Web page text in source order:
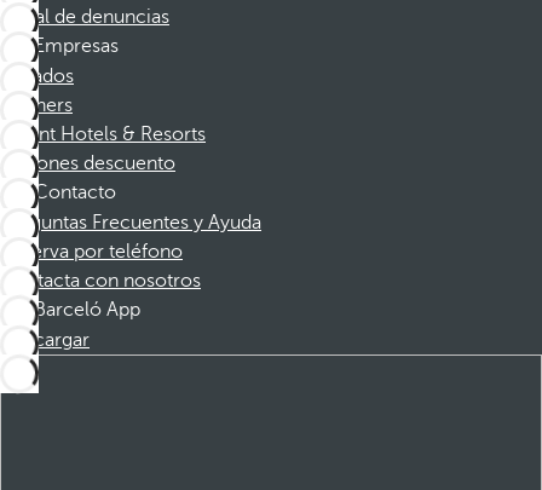
Canal de denuncias
Empresas
Afiliados
Partners
Dorint Hotels & Resorts
Cupones descuento
Contacto
Preguntas Frecuentes y Ayuda
Reserva por teléfono
Contacta con nosotros
Barceló App
Descargar